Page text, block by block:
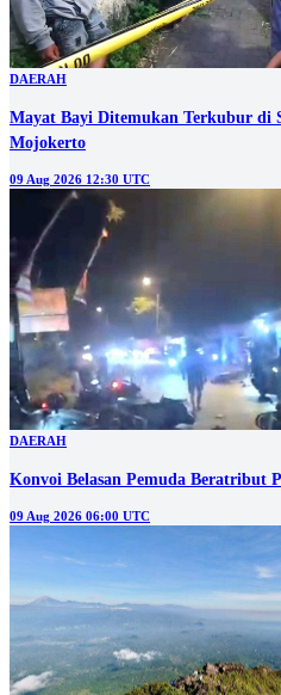
DAERAH
Mayat Bayi Ditemukan Terkubur di
Mojokerto
09 Aug 2026 12:30 UTC
DAERAH
Konvoi Belasan Pemuda Beratribut
09 Aug 2026 06:00 UTC